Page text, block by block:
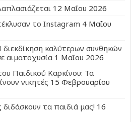
12 Μαΐου 2026
το Instagram 4 Μαΐου
καλύτερων συνθηκών
αιματοχυσία 1 Μαΐου 2026
Παιδικού Καρκίνου: Τα
νικητές 15 Φεβρουαρίου
τα παιδιά μας! 16